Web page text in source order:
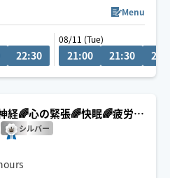
あるかもれませんが宜しくお
来かねます。余裕を持ってご
はチャットにてご相談下さい
Menu
22:30
08/11 (Tue)
21:00 21:30
経🌈心の緊張🌈快眠🌈疲労回
シルバー